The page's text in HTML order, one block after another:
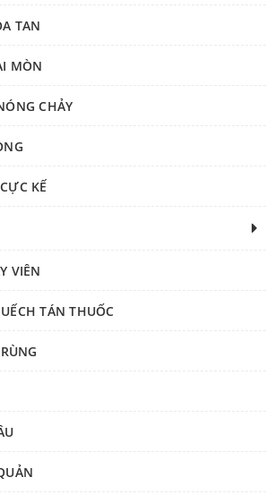
TAN
MÒN
CHẢY
KẾ
VIÊN
TÁN THUỐC